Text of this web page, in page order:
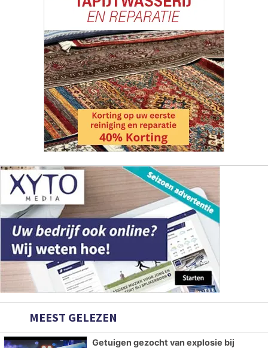
MEEST GELEZEN
Getuigen gezocht van explosie bij